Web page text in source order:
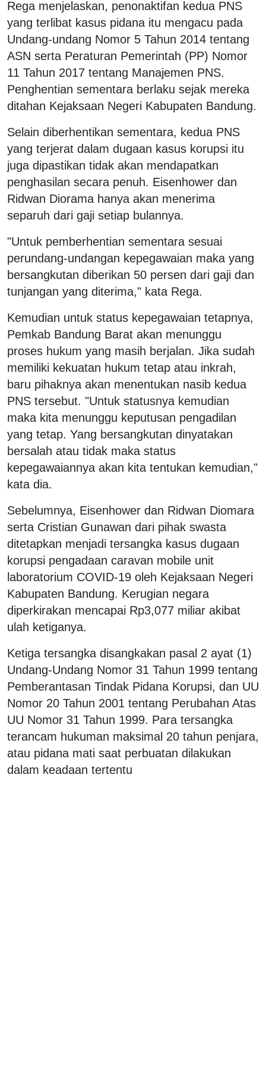
Rega menjelaskan, penonaktifan kedua PNS
yang terlibat kasus pidana itu mengacu pada
Undang-undang Nomor 5 Tahun 2014 tentang
ASN serta Peraturan Pemerintah (PP) Nomor
11 Tahun 2017 tentang Manajemen PNS.
Penghentian sementara berlaku sejak mereka
ditahan Kejaksaan Negeri Kabupaten Bandung.
Selain diberhentikan sementara, kedua PNS
yang terjerat dalam dugaan kasus korupsi itu
juga dipastikan tidak akan mendapatkan
penghasilan secara penuh. Eisenhower dan
Ridwan Diorama hanya akan menerima
separuh dari gaji setiap bulannya.
"Untuk pemberhentian sementara sesuai
perundang-undangan kepegawaian maka yang
bersangkutan diberikan 50 persen dari gaji dan
tunjangan yang diterima," kata Rega.
Kemudian untuk status kepegawaian tetapnya,
Pemkab Bandung Barat akan menunggu
proses hukum yang masih berjalan. Jika sudah
memiliki kekuatan hukum tetap atau inkrah,
baru pihaknya akan menentukan nasib kedua
PNS tersebut. "Untuk statusnya kemudian
maka kita menunggu keputusan pengadilan
yang tetap. Yang bersangkutan dinyatakan
bersalah atau tidak maka status
kepegawaiannya akan kita tentukan kemudian,"
kata dia.
Sebelumnya, Eisenhower dan Ridwan Diomara
serta Cristian Gunawan dari pihak swasta
ditetapkan menjadi tersangka kasus dugaan
korupsi pengadaan caravan mobile unit
laboratorium COVID-19 oleh Kejaksaan Negeri
Kabupaten Bandung. Kerugian negara
diperkirakan mencapai Rp3,077 miliar akibat
ulah ketiganya.
Ketiga tersangka disangkakan pasal 2 ayat (1)
Undang-Undang Nomor 31 Tahun 1999 tentang
Pemberantasan Tindak Pidana Korupsi, dan UU
Nomor 20 Tahun 2001 tentang Perubahan Atas
UU Nomor 31 Tahun 1999. Para tersangka
terancam hukuman maksimal 20 tahun penjara,
atau pidana mati saat perbuatan dilakukan
dalam keadaan tertentu